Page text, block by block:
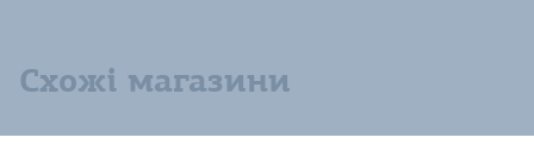
Схожі магазини